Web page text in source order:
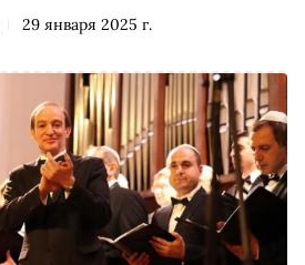
29 января 2025 г.